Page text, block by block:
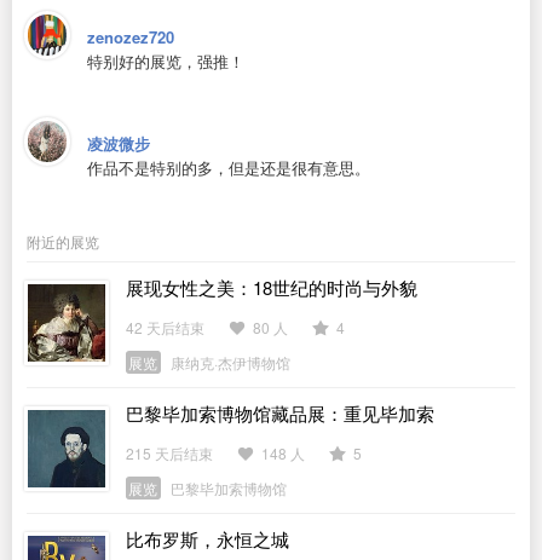
zenozez720
特别好的展览，强推！
凌波微步
作品不是特别的多，但是还是很有意思。
附近的展览
展现女性之美：18世纪的时尚与外貌
42 天后结束 80 人
4
展览
康纳克·杰伊博物馆
巴黎毕加索博物馆藏品展：重见毕加索
215 天后结束 148 人
5
展览
巴黎毕加索博物馆
比布罗斯，永恒之城